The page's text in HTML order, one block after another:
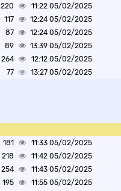
05/02/2025 11:22
220
05/02/2025 12:24
117
05/02/2025 12:24
87
05/02/2025 13:39
89
05/02/2025 12:12
264
05/02/2025 13:27
77
05/02/2025 11:33
181
05/02/2025 11:42
218
05/02/2025 11:43
254
05/02/2025 11:55
195